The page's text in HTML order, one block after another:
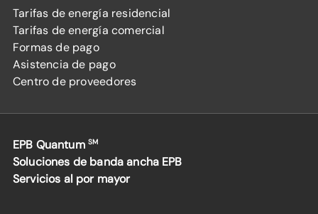
Tarifas de energía residencial
Tarifas de energía comercial
Formas de pago
Asistencia de pago
Centro de proveedores
EPB Quantum SM
Soluciones de banda ancha EPB
Servicios al por mayor